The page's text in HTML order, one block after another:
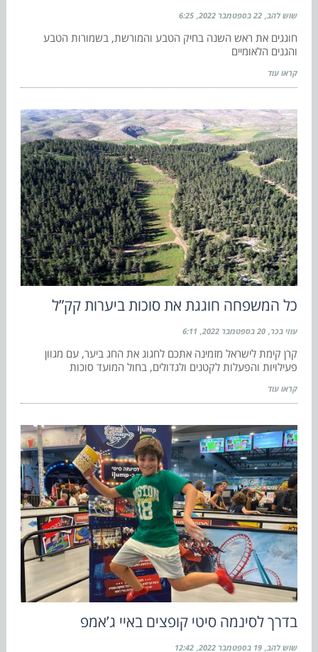
שוש להב 22 בספטמבר 2022 6:25
חוגגים את ראש השנה בחיק הטבע והמורשת, בשמורות הטבע
והגנים הלאומיים
קראו עוד
כל המשפחה חוגגת את סוכות ביערות קק”ל
עוזי בכר 20 בספטמבר 2022 6:11
קרן קימת לישראל מזמינה אתכם לחגוג את החג ביער, עם מגוון
פעילויות והפעלות לקטנים ולגדולים, בחול המועד סוכות
קראו עוד
בדרך לסינמה סיטי קופצים באיי ג’אמפ
שוש להב 19 בספטמבר 2022 12:42